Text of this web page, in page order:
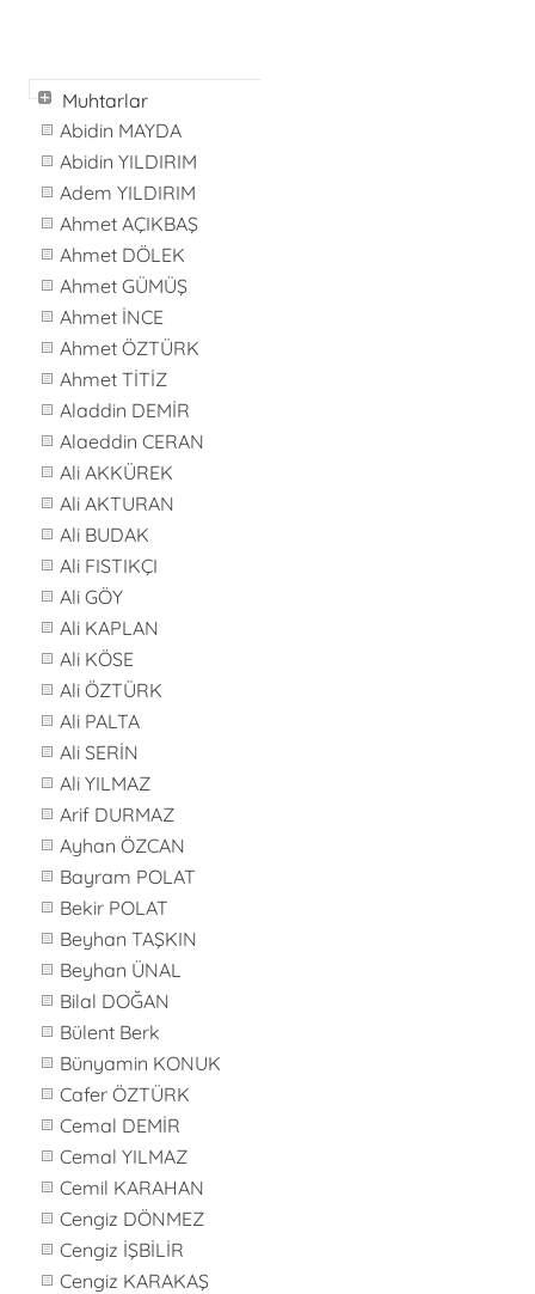
Muhtarlar
Abidin MAYDA
Abidin YILDIRIM
Adem YILDIRIM
Ahmet AÇIKBAŞ
Ahmet DÖLEK
Ahmet GÜMÜŞ
Ahmet İNCE
Ahmet ÖZTÜRK
Ahmet TİTİZ
Aladdin DEMİR
Alaeddin CERAN
Ali AKKÜREK
Ali AKTURAN
Ali BUDAK
Ali FISTIKÇI
Ali GÖY
Ali KAPLAN
Ali KÖSE
Ali ÖZTÜRK
Ali PALTA
Ali SERİN
Ali YILMAZ
Arif DURMAZ
Ayhan ÖZCAN
Bayram POLAT
Bekir POLAT
Beyhan TAŞKIN
Beyhan ÜNAL
Bilal DOĞAN
Bülent Berk
Bünyamin KONUK
Cafer ÖZTÜRK
Cemal DEMİR
Cemal YILMAZ
Cemil KARAHAN
Cengiz DÖNMEZ
Cengiz İŞBİLİR
Cengiz KARAKAŞ